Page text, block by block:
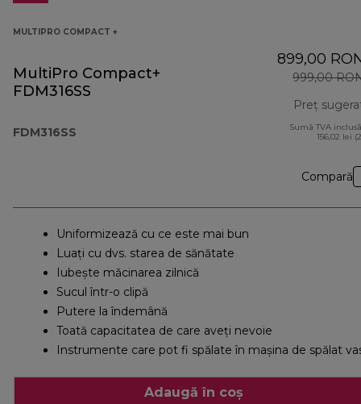
MULTIPRO COMPACT +
MultiPro Compact+
FDM316SS
FDM316SS
899,00
999,00
Preț
Sumă TVA
156,02 lei
Compară
Uniformizează cu ce este mai bun
Luați cu dvs. starea de sănătate
Iubește măcinarea zilnică
Sucul într-o clipă
Putere la îndemână
Toată capacitatea de care aveți nevoie
Instrumente care pot fi spălate în maşina de spălat
Adaugă în coș